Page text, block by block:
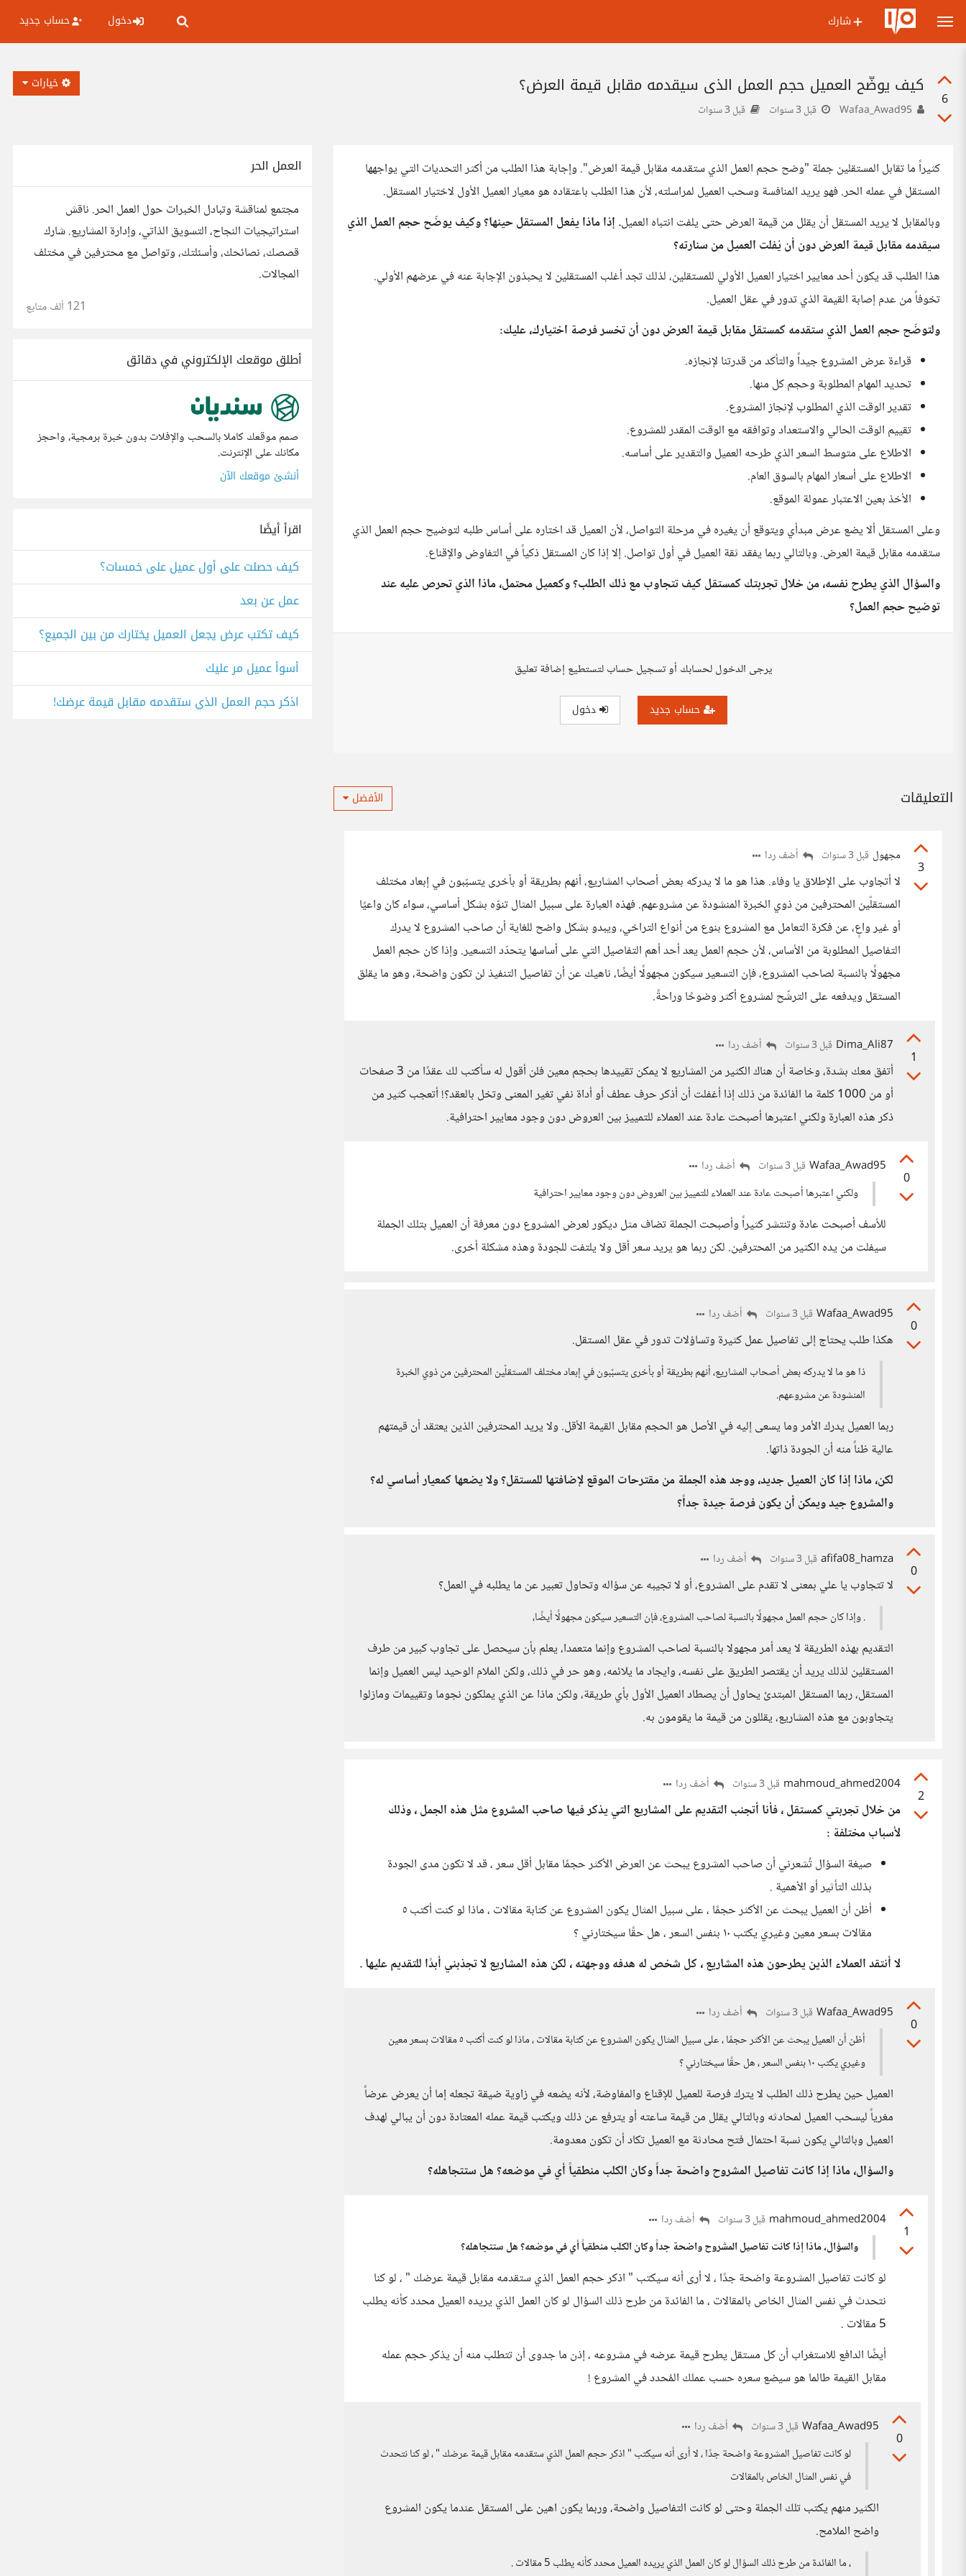
شارك دخول حساب جديد
6
كيف يوضّح العميل حجم العمل الذي سيقدمه مقابل قيمة العرض؟
قبل 3 سنوات قبل 3 سنوات
خيارات
كثيراً ما تقابل المستقلين جملة "وضح حجم العمل الذي ستقدمه مقابل قيمة العرض". وإجابة هذا الطلب من أكثر التحديات التي يواجهها
المستقل في عمله الحر. فهو يريد المنافسة وسحب العميل لمراسلته، لأن هذا الطلب باعتقاده هو معيار العميل الأول لاختيار المستقل.
وبالمقابل لا يريد المستقل أن يقلل من قيمة العرض حتى يلفت انتباه العميل. إذا ماذا يفعل المستقل حينها؟ وكيف يوضّح حجم العمل الذي
سيقدمه مقابل قيمة العرض دون أن يُفلت العميل من سنارته؟
هذا الطلب قد يكون أحد معايير اختيار العميل الأولي للمستقلين، لذلك تجد أغلب المستقلين لا يحبذون الإجابة عنه في عرضهم الأولي.
تخوفاً من عدم إصابة القيمة الذي تدور في عقل العميل.
ولتوضّح حجم العمل الذي ستقدمه كمستقل مقابل قيمة العرض دون أن تخسر فرصة اختيارك، عليك:
قراءة عرض المشروع جيداً والتأكد من قدرتنا لإنجازه.
تحديد المهام المطلوبة وحجم كل منها.
تقدير الوقت الذي المطلوب لإنجاز المشروع.
تقييم الوقت الحالي والاستعداد وتوافقه مع الوقت المقدر للمشروع.
الاطلاع على متوسط السعر الذي طرحه العميل والتقدير على أساسه.
الاطلاع على أسعار المهام بالسوق العام.
الأخذ بعين الاعتبار عمولة الموقع.
وعلى المستقل ألا يضع عرض مبدأي ويتوقع أن يغيره في مرحلة التواصل، لأن العميل قد اختاره على أساس طلبه لتوضيح حجم العمل الذي
ستقدمه مقابل قيمة العرض. وبالتالي ربما يفقد ثقة العميل في أول تواصل. إلا إذا كان المستقل ذكياً في التفاوض والإقناع.
والسؤال الذي يطرح نفسه، من خلال تجربتك كمستقل كيف تتجاوب مع ذلك الطلب؟ وكعميل محتمل، ماذا الذي تحرص عليه عند
توضيح حجم العمل؟
يرجى الدخول لحسابك أو تسجيل حساب لتستطيع إضافة تعليق
حساب جديد دخول
التعليقات الأفضل
3
مجهول قبل 3 سنوات أضف ردا
لا أتجاوب على الإطلاق يا وفاء. هذا هو ما لا يدركه بعض أصحاب المشاريع، أنهم بطريقة أو بأخرى يتسبّبون في إبعاد مختلف
المستقلّين المحترفين من ذوي الخبرة المنشودة عن مشروعهم. فهذه العبارة على سبيل المثال تنوّه بشكل أساسي، سواء كان واعيًا
أو غير واعٍ، عن فكرة التعامل مع المشروع بنوع من أنواع التراخي، ويبدو بشكل واضح للغاية أن صاحب المشروع لا يدرك
التفاصيل المطلوبة من الأساس، لأن حجم العمل يعد أحد أهم التفاصيل التي على أساسها يتحدّد التسعير. وإذا كان حجم العمل
مجهولًا بالنسبة لصاحب المشروع، فإن التسعير سيكون مجهولًا أيضًا، ناهيك عن أن تفاصيل التنفيذ لن تكون واضحة، وهو ما يقلق
المستقل ويدفعه على الترشّح لمشروع أكثر وضوحًا وراحةً.
1
Dima_Ali87 قبل 3 سنوات أضف ردا
أتفق معك بشدة، وخاصة أن هناك الكثير من المشاريع لا يمكن تقييدها بحجم معين فلن أقول له سأكتب لك عقدًا من 3 صفحات
أو من 1000 كلمة ما الفائدة من ذلك إذا أغفلت أن أذكر حرف عطف أو أداة نفي تغير المعنى وتخل بالعقد؟! أتعجب كثير من
ذكر هذه العبارة ولكني اعتبرها أصبحت عادة عند العملاء للتمييز بين العروض دون وجود معايير احترافية.
0
Wafaa_Awad95 قبل 3 سنوات
أضف ردا
ولكني اعتبرها أصبحت عادة عند العملاء للتمييز بين العروض دون وجود معايير احترافية
للأسف أصبحت عادة وتنتشر كثيراً وأصبحت الجملة تضاف مثل ديكور لعرض المشروع دون معرفة أن العميل بتلك الجملة
سيفلت من يده الكثير من المحترفين. لكن ربما هو يريد سعر أقل ولا يلتفت للجودة وهذه مشكلة أخرى.
0
Wafaa_Awad95 قبل 3 سنوات أضف ردا
هكذا طلب يحتاج إلى تفاصيل عمل كثيرة وتساؤلات تدور في عقل المستقل.
ذا هو ما لا يدركه بعض أصحاب المشاريع، أنهم بطريقة أو بأخرى يتسبّبون في إبعاد مختلف المستقلّين المحترفين من ذوي الخبرة
المنشودة عن مشروعهم.
ربما العميل يدرك الأمر وما يسعى إليه في الأصل هو الحجم مقابل القيمة الأقل. ولا يريد المحترفين الذين يعتقد أن قيمتهم
عالية ظناً منه أن الجودة ذاتها.
لكن، ماذا إذا كان العميل جديد، ووجد هذه الجملة من مقترحات الموقع لإضافتها للمستقل؟ ولا يضعها كمعيار أساسي له؟
والمشروع جيد ويمكن أن يكون فرصة جيدة جداً؟
0
afifa08_hamza قبل 3 سنوات أضف ردا
لا تتجاوب يا علي بمعنى لا تقدم على المشروع، أو لا تجيبه عن سؤاله وتحاول تعبير عن ما يطلبه في العمل؟
. وإذا كان حجم العمل مجهولًا بالنسبة لصاحب المشروع، فإن التسعير سيكون مجهولًا أيضًا،
التقديم بهذه الطريقة لا يعد أمر مجهولا بالنسبة لصاحب المشروع وإنما متعمدا، يعلم بأن سيحصل على تجاوب كبير من طرف
المستقلين لذلك يريد أن يقتصر الطريق على نفسه، وايجاد ما يلائمه، وهو حر في ذلك، ولكن الملام الوحيد ليس العميل وإنما
المستقل، ربما المستقل المبتدئ يحاول أن يصطاد العميل الأول بأي طريقة، ولكن ماذا عن الذي يملكون نجوما وتقييمات ومازلوا
يتجاوبون مع هذه المشاريع، يقللون من قيمة ما يقومون به.
2
mahmoud_ahmed2004 قبل 3 سنوات أضف ردا
من خلال تجربتي كمستقل ، فأنا أتجنب التقديم على المشاريع التي يذكر فيها صاحب المشروع مثل هذه الجمل ، وذلك
لأسباب مختلفة :
صيغة السؤال تُشعرني أن صاحب المشروع يبحث عن العرض الأكثر حجمًا مقابل أقل سعر ، قد لا تكون مدى الجودة
بذلك التأثير أو الأهمية .
أظن أن العميل يبحث عن الأكثر حجمًا ، على سبيل المثال يكون المشروع عن كتابة مقالات ، ماذا لو كنت أكتب ٥
مقالات بسعر معين وغيري يكتب ١٠ بنفس السعر ، هل حقًا سيختارني ؟
لا أنتقد العملاء الذين يطرحون هذه المشاريع ، كل شخص له هدفه ووجهته ، لكن هذه المشاريع لا تجذبني أبدًا للتقديم عليها .
0
Wafaa_Awad95 قبل 3 سنوات
أضف ردا
أظن أن العميل يبحث عن الأكثر حجمًا ، على سبيل المثال يكون المشروع عن كتابة مقالات ، ماذا لو كنت أكتب ٥ مقالات بسعر معين
وغيري يكتب ١٠ بنفس السعر ، هل حقًا سيختارني ؟
العميل حين يطرح ذلك الطلب لا يترك فرصة للعميل للإقناع والمفاوضة، لأنه يضعه في زاوية ضيقة تجعله إما أن يعرض عرضاً
مغرياً ليسحب العميل لمحادثه وبالتالي يقلل من قيمة ساعته أو يترفع عن ذلك ويكتب قيمة عمله المعتادة دون أن يبالي لهدف
العميل وبالتالي يكون نسبة احتمال فتح محادثة مع العميل تكاد أن تكون معدومة.
والسؤال، ماذا إذا كانت تفاصيل المشروح واضحة جداً وكان الكلب منطقياً أي في موضعه؟ هل ستتجاهله؟
1
mahmoud_ahmed2004 قبل 3 سنوات
أضف ردا
والسؤال، ماذا إذا كانت تفاصيل المشروح واضحة جداً وكان الكلب منطقياً أي في موضعه؟ هل ستتجاهله؟
لو كانت تفاصيل المشروعة واضحة جدًا ، لا أرى أنه سيكتب " اذكر حجم العمل الذي ستقدمه مقابل قيمة عرضك " ، لو كنا
نتحدث في نفس المثال الخاص بالمقالات ، ما الفائدة من طرح ذلك السؤال لو كان العمل الذي يريده العميل محدد كأنه يطلب
5 مقالات .
أيضًا الدافع للاستغراب أن كل مستقل يطرح قيمة عرضه في مشروعه ، إذن ما جدوى أن تتطلب منه أن يذكر حجم عمله
مقابل القيمة طالما هو سيضع سعره حسب عملك المُحدد في المشروع !
0
Wafaa_Awad95 قبل 3 سنوات
أضف ردا
لو كانت تفاصيل المشروعة واضحة جدًا ، لا أرى أنه سيكتب " اذكر حجم العمل الذي ستقدمه مقابل قيمة عرضك " ، لو كنا نتحدث
في نفس المثال الخاص بالمقالات
الكثير منهم يكتب تلك الجملة وحتى لو كانت التفاصيل واضحة، وربما يكون اهين على المستقل عندما يكون المشروع
واضح الملامح.
، ما الفائدة من طرح ذلك السؤال لو كان العمل الذي يريده العميل محدد كأنه يطلب 5 مقالات .
العمل الحر
مجتمع لمناقشة وتبادل الخبرات حول العمل الحر. ناقش
استراتيجيات النجاح، التسويق الذاتي، وإدارة المشاريع. شارك
قصصك، نصائحك، وأسئلتك، وتواصل مع محترفين في مختلف
المجالات.
121 ألف متابع
أطلق موقعك الإلكتروني في دقائق
صمم موقعك كاملا بالسحب والإفلات بدون خبرة برمجية، واحجز
مكانك على الإنترنت.
أنشئ موقعك الآن
اقرأ أيضًا
كيف حصلت على أول عميل على خمسات؟
عمل عن بعد
كيف تكتب عرض يجعل العميل يختارك من بين الجميع؟
أسوأ عميل مر عليك
اذكر حجم العمل الذي ستقدمه مقابل قيمة عرضك!